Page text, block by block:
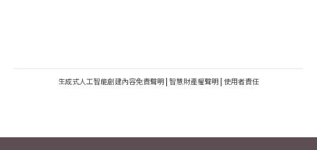
生成式人工智能創建內容免責聲明 | 智慧財產權聲明 | 使用者責任